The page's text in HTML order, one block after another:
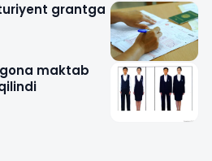
grantga
maktab